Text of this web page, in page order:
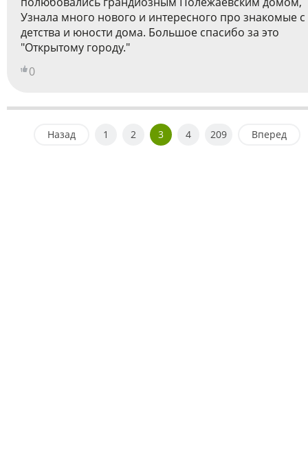
Узнала много нового и интересного про знакомые с
детства и юности дома. Большое спасибо за это
"Открытому городу."
0
Назад 1 2 3 4 209 Вперед